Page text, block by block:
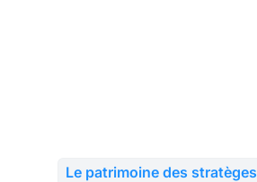
Le patrimoine des stratèges